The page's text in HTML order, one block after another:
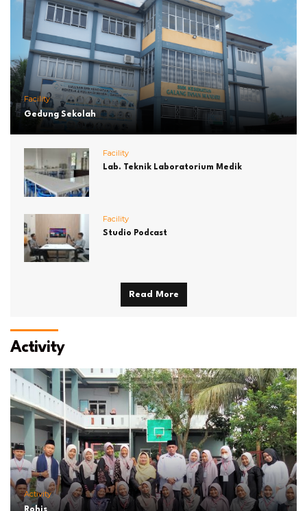
Facility
Gedung Sekolah
Facility
Lab. Teknik Laboratorium Medik
Facility
Studio Podcast
Read More
Activity
Activity